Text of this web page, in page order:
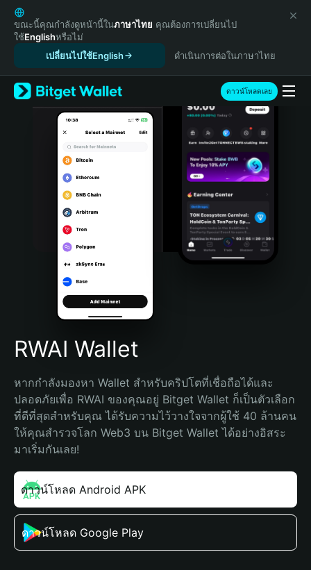
English
日本語
Tiếng Việt
Español (Latinoamérica)
Türkçe
Italiano
Português (Portugal)
Bahasa Indonesia
Português (Brasil)
Español (Argentina)
ขณะนี้คุณกำลังดูหน้านี้ในภาษาไทย คุณต้องการเปลี่ยนไป
ใช้Englishหรือไม่
เปลี่ยนไปใช้English
ดำเนินการต่อในภาษาไทย
ดาวน์โหลดเลย
RWAI Wallet
หากกำลังมองหา Wallet สำหรับคริปโตที่เชื่อถือได้และ
ปลอดภัยเพื่อ RWAI ของคุณอยู่ Bitget Wallet ก็เป็นตัวเลือก
ที่ดีที่สุดสำหรับคุณ ได้รับความไว้วางใจจากผู้ใช้ 40 ล้านคน
ให้คุณสำรวจโลก Web3 บน Bitget Wallet ได้อย่างอิสระ
มาเริ่มกันเลย!
ดาวน์โหลด Android APK
ดาวน์โหลด Google Play